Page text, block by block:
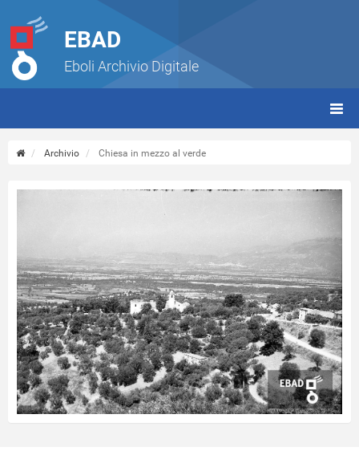
EBAD
Eboli Archivio Digitale
Archivio Chiesa in mezzo al verde